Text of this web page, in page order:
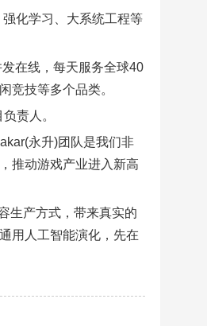
化学习、大系统工程等
在线，每天服务全球40
竞技等多个品类。
责人。
永升)团队是我们非
推动游戏产业进入新高
生产方式，带来真实的
用人工智能演化，先在